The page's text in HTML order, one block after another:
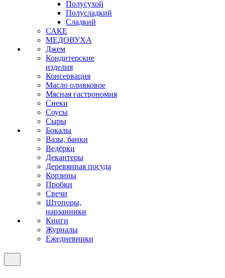
Полусухой
Полусладкий
Сладкий
САКЕ
МЕДОВУХА
Джем
Кондитерские
изделия
Консервация
Масло оливковое
Мясная гастрономия
Снеки
Соусы
Сыры
Бокалы
Вазы, банки
Ведёрки
Декантеры
Деревянная посуда
Корзины
Пробки
Свечи
Штопоры,
нарзанники
Книги
Журналы
Ежедневники